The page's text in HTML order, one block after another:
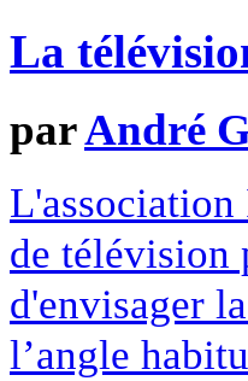
La
parAndré
de télévision
d'envisager
l’angle